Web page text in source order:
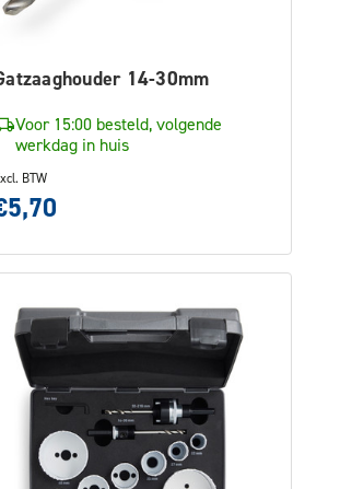
14-30mm
Voor 15:00 besteld, volgende
werkdag in huis
BTW